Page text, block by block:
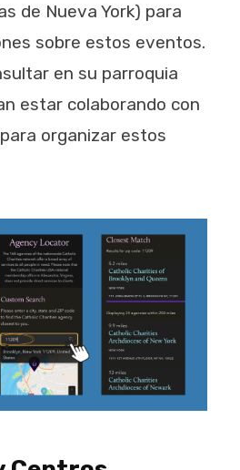
de Nueva York) para
sobre estos eventos.
en su parroquia
estar colaborando con
organizar estos